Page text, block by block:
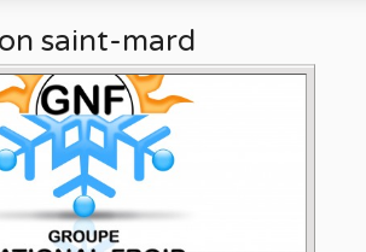
saint-mard